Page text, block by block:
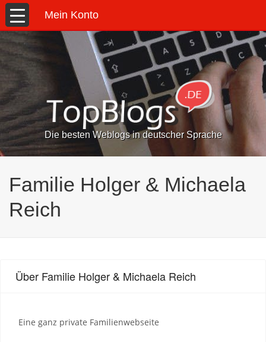
Mein Konto
Die besten Weblogs in deutscher Sprache
Familie Holger & Michaela
Reich
Über Familie Holger & Michaela Reich
Eine ganz private Familienwebseite